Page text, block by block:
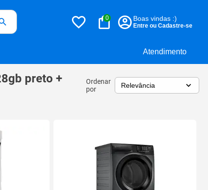
Atendimento
0 Boas vindas :)
Entre ou Cadastre-se
preto +
Ordenar
por